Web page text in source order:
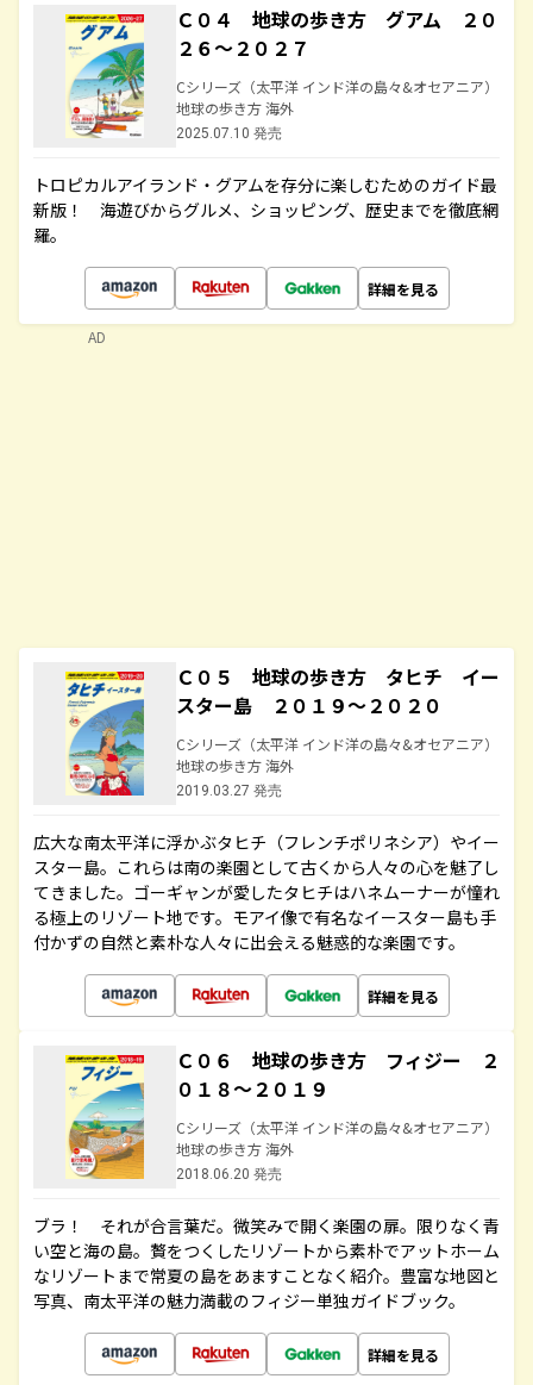
Ｃ０４ 地球の歩き方 グアム ２０
２６～２０２７
Cシリーズ（太平洋 インド洋の島々&オセアニア）
地球の歩き方 海外
2025.07.10 発売
トロピカルアイランド・グアムを存分に楽しむためのガイド最
新版！ 海遊びからグルメ、ショッピング、歴史までを徹底網
羅。
詳細を見る
Ｃ０５ 地球の歩き方 タヒチ イー
スター島 ２０１９～２０２０
Cシリーズ（太平洋 インド洋の島々&オセアニア）
地球の歩き方 海外
2019.03.27 発売
広大な南太平洋に浮かぶタヒチ（フレンチポリネシア）やイー
スター島。これらは南の楽園として古くから人々の心を魅了し
てきました。ゴーギャンが愛したタヒチはハネムーナーが憧れ
る極上のリゾート地です。モアイ像で有名なイースター島も手
付かずの自然と素朴な人々に出会える魅惑的な楽園です。
詳細を見る
Ｃ０６ 地球の歩き方 フィジー ２
０１８～２０１９
Cシリーズ（太平洋 インド洋の島々&オセアニア）
地球の歩き方 海外
2018.06.20 発売
ブラ！ それが合言葉だ。微笑みで開く楽園の扉。限りなく青
い空と海の島。贅をつくしたリゾートから素朴でアットホーム
なリゾートまで常夏の島をあますことなく紹介。豊富な地図と
写真、南太平洋の魅力満載のフィジー単独ガイドブック。
詳細を見る
AD